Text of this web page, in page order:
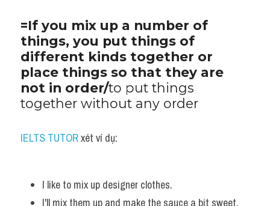
=If you mix up a number of
things, you put things of
different kinds together or
place things so that they are
not in order/to put things
together without any order
IELTS TUTOR xét ví dụ:
I like to mix up designer clothes.
I'll mix them up and make the sauce a bit sweet.